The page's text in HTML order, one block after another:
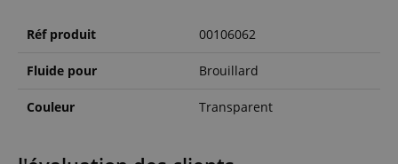
Réf produit 00106062
Fluide pour Brouillard
Couleur Transparent